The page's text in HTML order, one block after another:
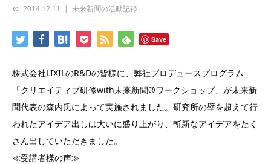
2014.12.11 未来新聞の活動記録
Save
株式会社LIXILのR&Dの皆様に、弊社プロデュースプログラム
「クリエイティブ研修with未来新聞®ワークショップ」が未来新
聞代表の森内氏によって実施されました。研究所の壁を超えて行
われたアイデア出しは大いに盛り上がり、斬新なアイデアをたく
さん出していただきました。
≪受講者様の声≫